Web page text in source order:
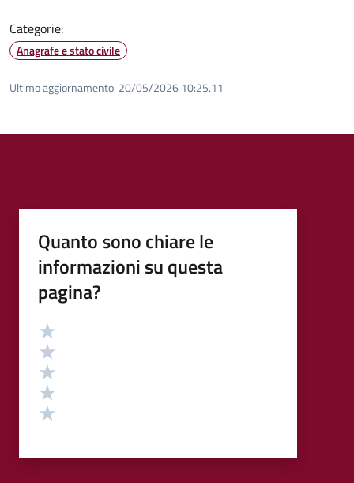
Categorie:
Anagrafe e stato civile
Ultimo aggiornamento: 20/05/2026 10:25.11
Quanto sono chiare le
informazioni su questa
pagina?
Valutazione